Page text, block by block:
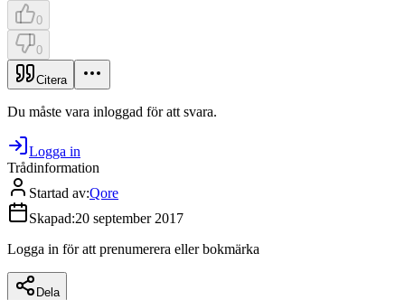
0
0
Citera
Du måste vara inloggad för att svara.
Logga in
Trådinformation
Startad av:Qore
Skapad:20 september 2017
Logga in för att prenumerera eller bokmärka
Dela